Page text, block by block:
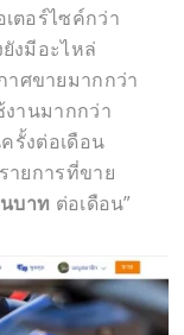
ตอร์ไซค์กว่า
งมีอะไหล่
ศขายมากกว่า
งานมากกว่า
รั้งต่อเดือน
รายการที่ขาย
บาท ต่อเดือน”